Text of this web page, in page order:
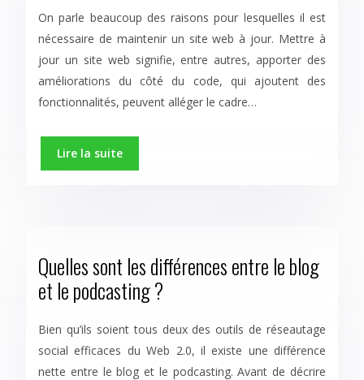
On parle beaucoup des raisons pour lesquelles il est
nécessaire de maintenir un site web à jour. Mettre à
jour un site web signifie, entre autres, apporter des
améliorations du côté du code, qui ajoutent des
fonctionnalités, peuvent alléger le cadre…
Lire la suite
Quelles sont les différences entre le blog
et le podcasting ?
Bien qu’ils soient tous deux des outils de réseautage
social efficaces du Web 2.0, il existe une différence
nette entre le blog et le podcasting. Avant de décrire